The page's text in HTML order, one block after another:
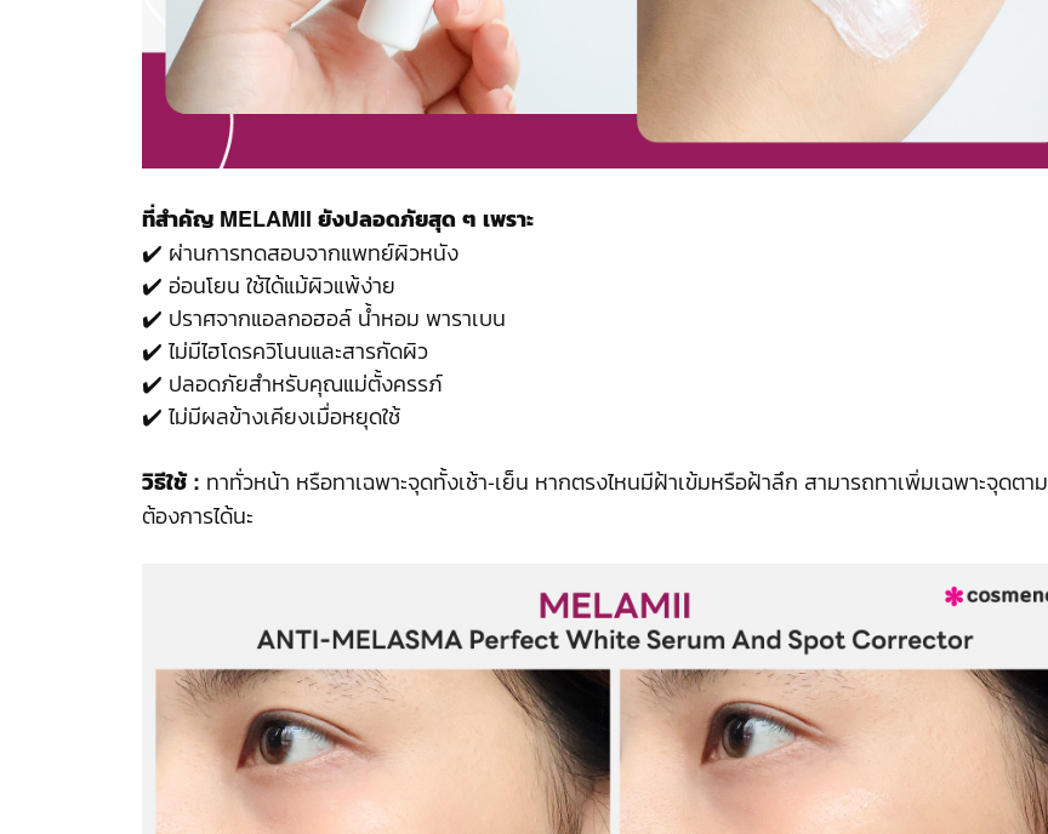
ที่สำคัญ MELAMII ยังปลอดภัยสุด ๆ เพราะ
✔️ ผ่านการทดสอบจากแพทย์ผิวหนัง
✔️ อ่อนโยน ใช้ได้แม้ผิวแพ้ง่าย
✔️ ปราศจากแอลกอฮอล์ น้ำหอม พาราเบน
✔️ ไม่มีไฮโดรควิโนนและสารกัดผิว
✔️ ปลอดภัยสำหรับคุณแม่ตั้งครรภ์
✔️ ไม่มีผลข้างเคียงเมื่อหยุดใช้
วิธีใช้ : ทาทั่วหน้า หรือทาเฉพาะจุดทั้งเช้า-เย็น หากตรงไหนมีฝ้าเข้มหรือฝ้าลึก สามารถทาเพิ่มเฉพาะจุดตาม
ต้องการได้นะ